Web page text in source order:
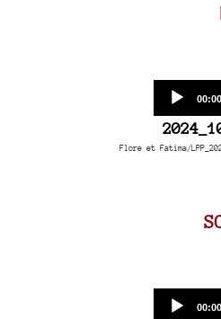
00:00
Flore et Fatima/
00:00